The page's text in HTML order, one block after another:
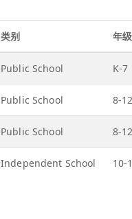
类别 年
Public School K-7
Public School 8-
Public School 8-
Independent School 10-